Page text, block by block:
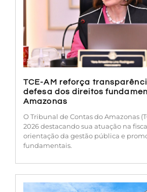
TCE-AM reforça
defesa dos direitos
Amazonas
O Tribunal de Contas do Amazonas
2026 destacando sua atuação na
orientação da gestão pública e
fundamentais.